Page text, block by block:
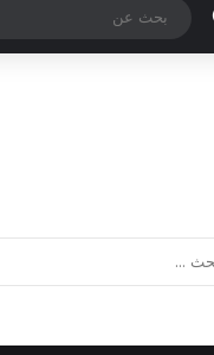
الوضع المظلم